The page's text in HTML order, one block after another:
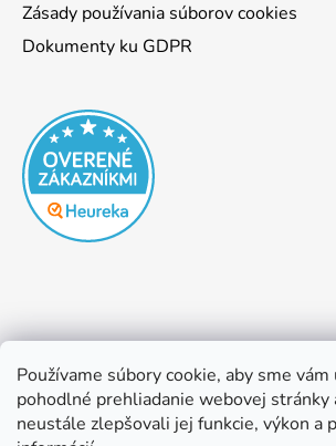
Používame súbory cookie, aby sme
pohodlné prehliadanie webovej stránky
neustále zlepšovali jej funkcie, výkon a
Zásady používania súborov cookies
Dokumenty ku GDPR